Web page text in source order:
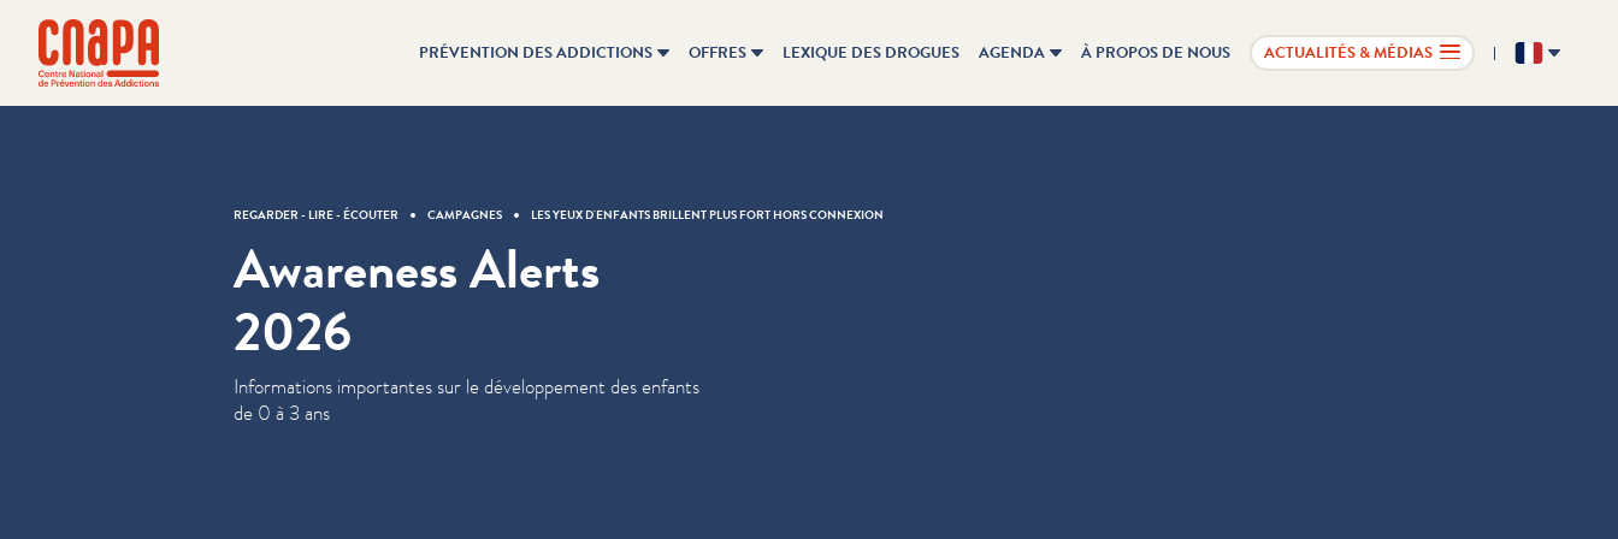
Passer directement au contenu
cnapa
PRÉVENTION DES ADDICTIONS OFFRES LEXIQUE DES DROGUES AGENDA À PROPOS DE NOUS ACTUALITÉS & MÉDIAS FR
REGARDER - LIRE - ÉCOUTER CAMPAGNES LES YEUX D'ENFANTS BRILLENT PLUS FORT HORS CONNEXION
Awareness Alerts
2026
Infor­ma­tions importantes sur le développe­ment des enfants
de 0 à 3 ans
Panneau de gestion des cookies